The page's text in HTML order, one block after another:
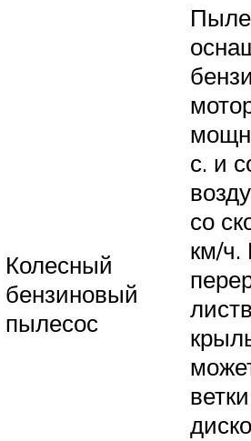
Колесный
бензиновый
пылесос
с. и
со
км/